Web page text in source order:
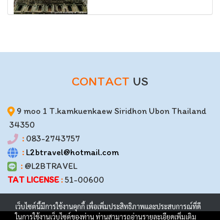
CONTACT US
9 moo 1 T.kamkuenkaew Siridhon Ubon Thailand
34350
: 083-2743757
: L2btravel@hotmail.com
: @L2BTRAVEL
TAT LICENSE:51-00600
เว็บไซต์นี้มีการใช้งานคุกกี้ เพื่อเพิ่มประสิทธิภาพและประสบการณ์ที่ดี
ในการใช้งานเว็บไซต์ของท่าน ท่านสามารถอ่านรายละเอียดเพิ่มเติม